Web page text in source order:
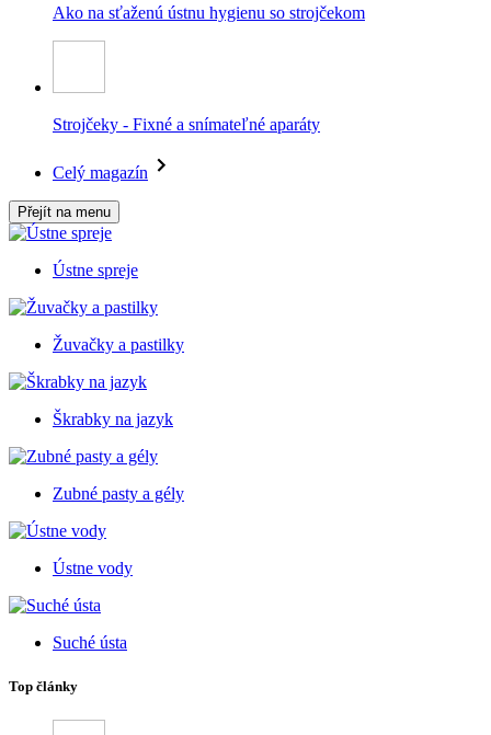
Ako na sťaženú ústnu hygienu so strojčekom
Strojčeky - Fixné a snímateľné aparáty
Celý magazín
Přejít na menu
Ústne spreje
Žuvačky a pastilky
Škrabky na jazyk
Zubné pasty a gély
Ústne vody
Suché ústa
Top články